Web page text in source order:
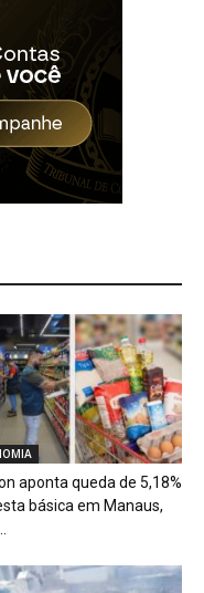
aponta queda de 5,18%
básica em Manaus,